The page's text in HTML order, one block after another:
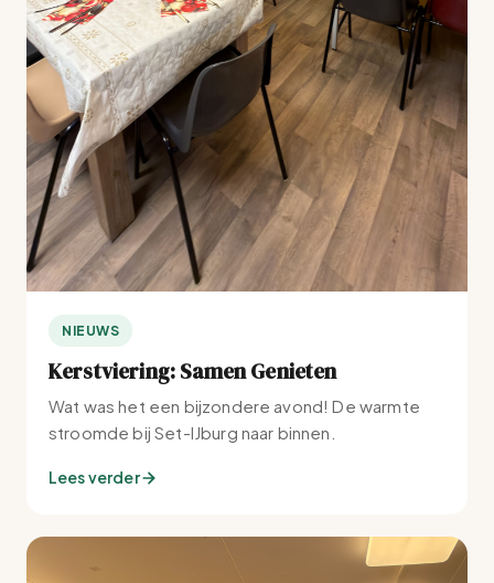
NIEUWS
Kerstviering: Samen Genieten
Wat was het een bijzondere avond! De warmte
stroomde bij Set-IJburg naar binnen.
Lees verder